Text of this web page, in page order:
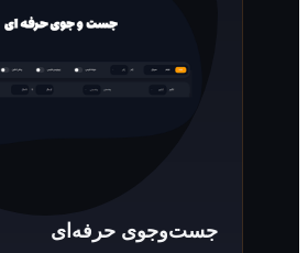
جست‌وجوی حرفه‌ای